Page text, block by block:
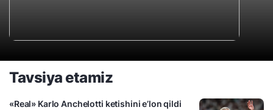
Tavsiya etamiz
«Real» Karlo Anchelotti ketishini e’lon qildi